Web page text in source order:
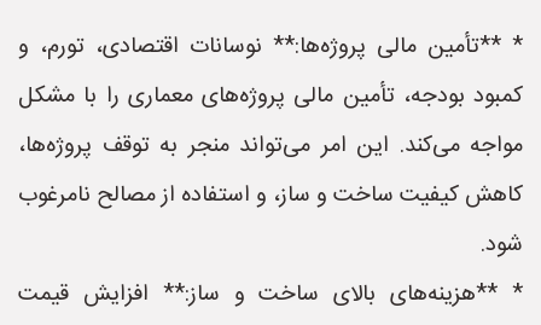
* **تأمین مالی پروژه‌ها:** نوسانات اقتصادی، تورم، و
کمبود بودجه، تأمین مالی پروژه‌های معماری را با مشکل
مواجه می‌کند. این امر می‌تواند منجر به توقف پروژه‌ها،
کاهش کیفیت ساخت و ساز، و استفاده از مصالح نامرغوب
شود.
* **هزینه‌های بالای ساخت و ساز:** افزایش قیمت